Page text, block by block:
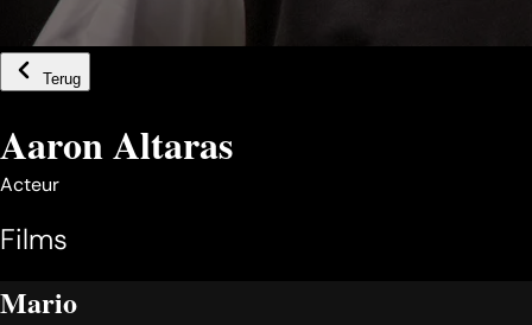
Terug
Aaron Altaras
Acteur
Films
Mario